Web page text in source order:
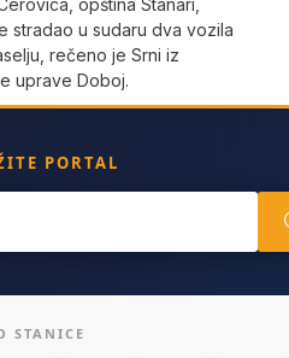
opština Stanari,
stradao u sudaru dva vozila
rečeno je Srni iz
uprave Doboj.
PORTAL
STANICE